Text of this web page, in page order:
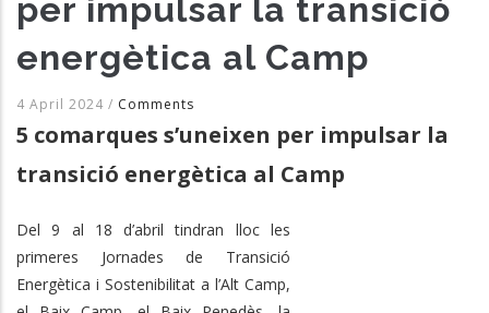
per impulsar la transició
energètica al Camp
4 April 2024 / Comments
5 comarques s’uneixen per impulsar la
transició energètica al Camp
Del 9 al 18 d’abril tindran lloc les
primeres Jornades de Transició
Energètica i Sostenibilitat a l’Alt Camp,